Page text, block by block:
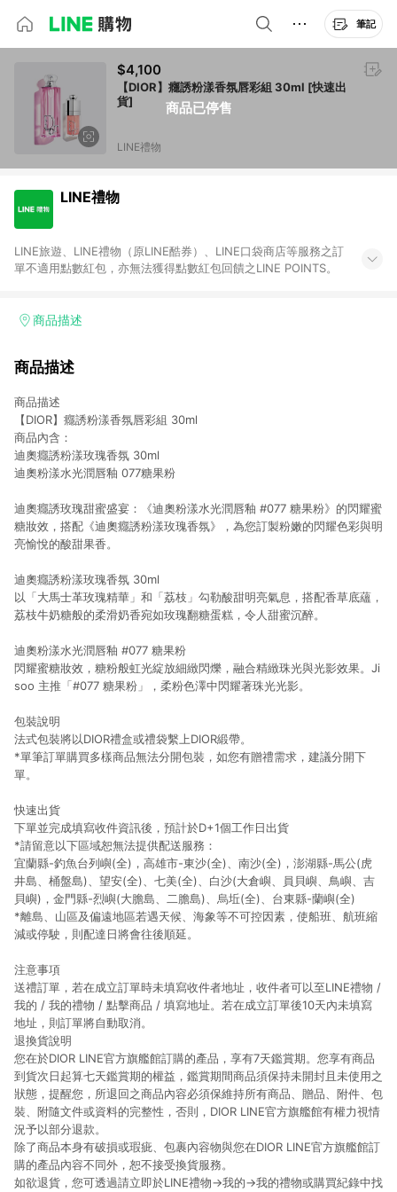
筆記
商品已停售
$4,100
【DIOR】癮誘粉漾香氛唇彩組 30ml [快速出
貨]
LINE禮物
LINE禮物
LINE旅遊、LINE禮物（原LINE酷券）、LINE口袋商店等服務之訂
單不適用點數紅包，亦無法獲得點數紅包回饋之LINE POINTS。
商品描述
商品描述
商品描述
【DIOR】癮誘粉漾香氛唇彩組 30ml
商品內含：
迪奧癮誘粉漾玫瑰香氛 30ml
迪奧粉漾水光潤唇釉 077糖果粉
迪奧癮誘玫瑰甜蜜盛宴：《迪奧粉漾水光潤唇釉 #077 糖果粉》的閃耀蜜
糖妝效，搭配《迪奧癮誘粉漾玫瑰香氛》，為您訂製粉嫩的閃耀色彩與明
亮愉悅的酸甜果香。
迪奧癮誘粉漾玫瑰香氛 30ml
以「大馬士革玫瑰精華」和「荔枝」勾勒酸甜明亮氣息，搭配香草底蘊，
荔枝牛奶糖般的柔滑奶香宛如玫瑰翻糖蛋糕，令人甜蜜沉醉。
迪奧粉漾水光潤唇釉 #077 糖果粉
閃耀蜜糖妝效，糖粉般虹光綻放細緻閃爍，融合精緻珠光與光影效果。Ji
soo 主推「#077 糖果粉」，柔粉色澤中閃耀著珠光光影。
包裝說明
法式包裝將以DIOR禮盒或禮袋繫上DIOR緞帶。
*單筆訂單購買多樣商品無法分開包裝，如您有贈禮需求，建議分開下
單。
快速出貨
下單並完成填寫收件資訊後，預計於D+1個工作日出貨
*請留意以下區域恕無法提供配送服務：
宜蘭縣-釣魚台列嶼(全)，高雄市-東沙(全)、南沙(全)，澎湖縣-馬公(虎
井島、桶盤島)、望安(全)、七美(全)、白沙(大倉嶼、員貝嶼、鳥嶼、吉
貝嶼)，金門縣-烈嶼(大膽島、二膽島)、烏坵(全)、台東縣-蘭嶼(全)
*離島、山區及偏遠地區若遇天候、海象等不可控因素，使船班、航班縮
減或停駛，則配達日將會往後順延。
注意事項
送禮訂單，若在成立訂單時未填寫收件者地址，收件者可以至LINE禮物 /
我的 / 我的禮物 / 點擊商品 / 填寫地址。若在成立訂單後10天內未填寫
地址，則訂單將自動取消。
退換貨說明
您在於DIOR LINE官方旗艦館訂購的產品，享有7天鑑賞期。您享有商品
到貨次日起算七天鑑賞期的權益，鑑賞期間商品須保持未開封且未使用之
狀態，提醒您，所退回之商品內容必須保維持所有商品、贈品、附件、包
裝、附隨文件或資料的完整性，否則，DIOR LINE官方旗艦館有權力視情
況予以部分退款。
除了商品本身有破損或瑕疵、包裹內容物與您在DIOR LINE官方旗艦館訂
購的產品內容不同外，恕不接受換貨服務。
如欲退貨，您可透過請立即於LINE禮物→我的→我的禮物或購買紀錄中找